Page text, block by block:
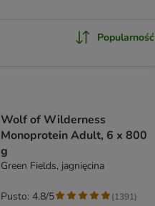
Popularność
Wolf of Wilderness
Monoprotein Adult, 6 x 800
g
Green Fields, jagnięcina
Pusto: 4.8/5 (1391)